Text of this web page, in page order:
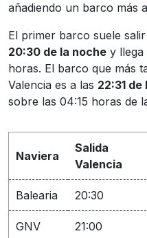
añadiendo un barco más
El primer barco suele
20:30 de la noche y llega
horas. El barco que más
Valencia es a las 22:31
sobre las 04:15 horas de
Naviera
Salida
Valencia
Balearia 20:30
GNV 21:00